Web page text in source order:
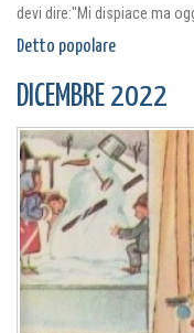
devi dire:"Mi dispiace ma
Detto popolare
DICEMBRE 2022